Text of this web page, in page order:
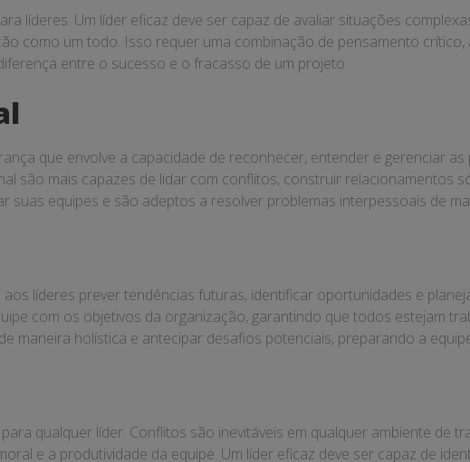
líderes. Um líder eficaz deve ser capaz de avaliar situações
como um todo. Isso requer uma combinação de pensamento
entre o sucesso e o fracasso de um projeto.
que envolve a capacidade de reconhecer, entender e gerenciar
são mais capazes de lidar com conflitos, construir relacionamentos
suas equipes e são adeptos a resolver problemas interpessoais de
líderes prever tendências futuras, identificar oportunidades e
com os objetivos da organização, garantindo que todos estejam
maneira holística e antecipar desafios potenciais, preparando a
qualquer líder. Conflitos são inevitáveis em qualquer ambiente de
e a produtividade da equipe. Um líder eficaz deve ser capaz de